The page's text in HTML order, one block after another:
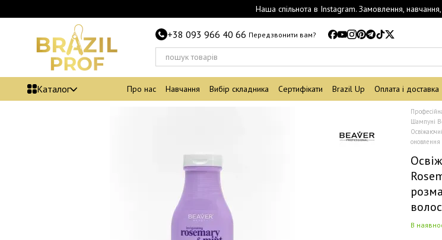
Наша спільнота в Instagram. Замовлення, навчання,
+38 093 966 40 66 Передзвонити вам?
Каталог Про нас Навчання Вибір складника Сертифікати Brazil Up Оплата і доставка
Шампуні
оновлення
В